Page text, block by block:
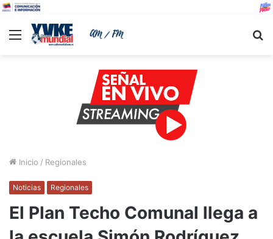
Menu
Inicio / Regionales
Noticias Regionales
El Plan Techo Comunal llega a